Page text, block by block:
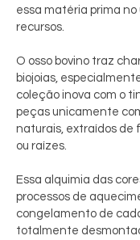
essa matéria prima
recursos.
O osso bovino traz
biojoias,
coleção inova com o
peças unicamente
naturais, extraídos de
ou raízes.
Essa alquimia das
processos de
congelamento de
totalmente